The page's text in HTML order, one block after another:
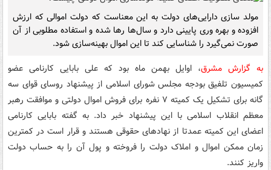
مولد سازی دارایی‌های دولت به این معناست که دولت اموالی که ارزش
افزوده و بهره وری پایینی دارد و سال‌ها رها شده و استفاده مطلوبی از آن
صورت نمی‌گیرد را شناسایی کند تا این اموال بهینه‌سازی شود.
به گزارش مشرق، اوایل بهمن ماه بود که علی بابایی کارنامی عضو
کمیسیون تلفیق بودجه مجلس شورای اسلامی از پیشنهاد روسای قوای سه
گانه برای تشکیل یک کمیته ۷ نفره برای فروش اموال دولتی و موافقت رهبر
معظم انقلاب اسلامی با این پیشنهاد خبر داد. به گفته بابایی کارنامی
اعضای این کمیته عمدتا از نهادهای حقوقی هستند و قرار است در کمترین
زمان ممکن اموال و املاک دولت را فروخته و پول آن را به حساب دولت
واریز کنند.